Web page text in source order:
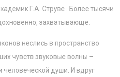
Г.А. Струве . Более тысячи
захватывающе.
неслись в пространство
чувств звуковые волны –
человеческой души. И вдруг